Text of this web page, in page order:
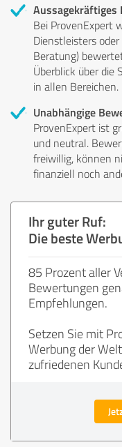
Aussagekräftiges
Bei ProvenExpert
Dienstleisters
Beratung)
Überblick über die
in allen Bereichen.
Unabhängige
ProvenExpert ist
und neutral.
freiwillig, können
finanziell noch
Ihr guter Ruf:
Die beste
85 Prozent aller
Bewertungen
Empfehlungen.
Setzen Sie mit
Werbung der
zufriedenen